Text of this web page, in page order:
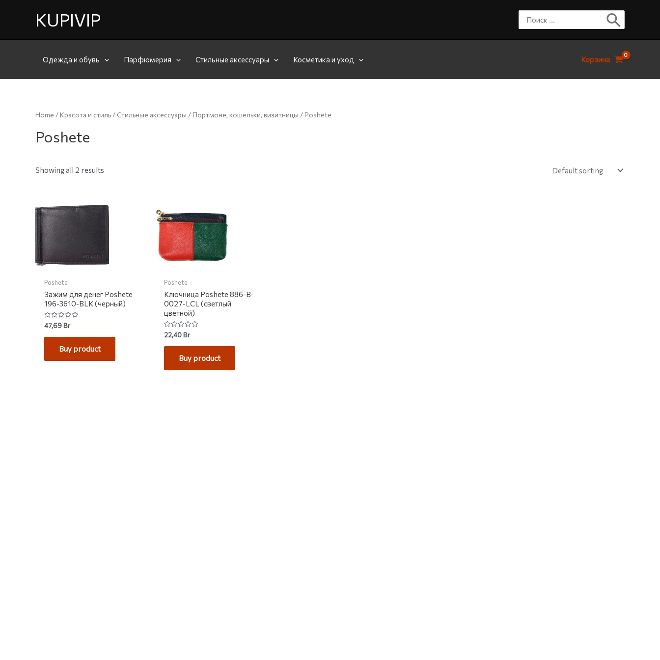
KUPIVIP
Одежда и обувь Парфюмерия Стильные аксессуары Косметика и уход Корзина
Home /Красота и стиль / Стильные аксессуары /Портмоне, кошельки, визитницы / Poshete
Poshete
Showing all 2 results
Poshete
Зажим для денег Poshete
196-3610-BLK (черный)
Rated
0
out
47,69Br
Buy product
Poshete
Ключница Poshete 886-B-
0027-LCL (светлый
цветной)
Rated
0
out
22,40Br
Buy product